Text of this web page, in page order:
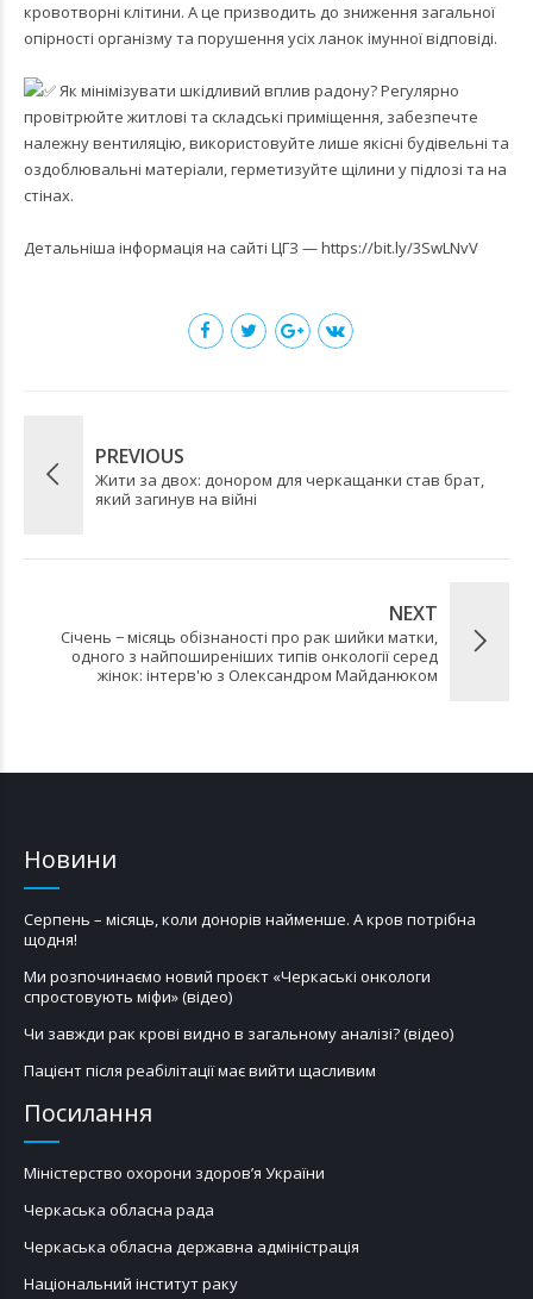
кровотворні клітини. А це призводить до зниження загальної
опірності організму та порушення усіх ланок імунної відповіді.
Як мінімізувати шкідливий вплив радону? Регулярно
провітрюйте житлові та складські приміщення, забезпечте
належну вентиляцію, використовуйте лише якісні будівельні та
оздоблювальні матеріали, герметизуйте щілини у підлозі та на
стінах.
Детальніша інформація на сайті ЦГЗ —https://bit.ly/3SwLNvV
PREVIOUS
Жити за двох: донором для черкащанки став брат,
який загинув на війні
NEXT
Січень − місяць обізнаності про рак шийки матки,
одного з найпоширеніших типів онкології серед
жінок: інтерв'ю з Олександром Майданюком
Новини
Серпень – місяць, коли донорів найменше. А кров потрібна
щодня!
Ми розпочинаємо новий проєкт «Черкаські онкологи
спростовують міфи» (відео)
Чи завжди рак крові видно в загальному аналізі? (відео)
Пацієнт після реабілітації має вийти щасливим
Посилання
Міністерство охорони здоров’я України
Черкаська обласна рада
Черкаська обласна державна адміністрація
Національний інститут раку